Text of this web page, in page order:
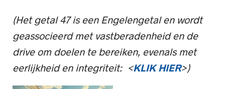
(Het getal 47 is een Engelengetal en wordt
geassocieerd met vastberadenheid en de
drive om doelen te bereiken, evenals met
eerlijkheid en integriteit: <KLIK HIER>)